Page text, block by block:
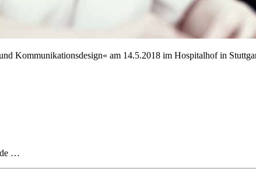
Kommunikationsdesign« am 14.5.2018 im Hospitalhof in
…